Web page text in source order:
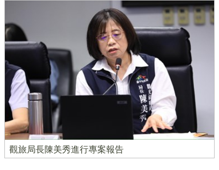
觀旅局長陳美秀進行專案報告